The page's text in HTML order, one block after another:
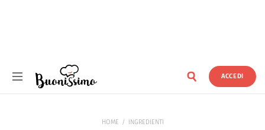
ACCEDI
HOME INGREDIENTI